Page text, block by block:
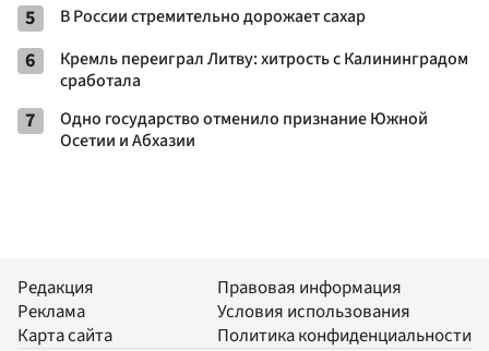
5 В России стремительно дорожает сахар
6
Кремль переиграл Литву: хитрость с Калининградом
сработала
7
Одно государство отменило признание Южной
Осетии и Абхазии
Редакция
Реклама
Карта сайта
Правовая информация
Условия использования
Политика конфиденциальности